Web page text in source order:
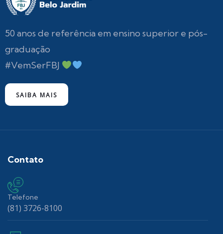
50 anos de referência em ensino superior e pós-
graduação
#VemSerFBJ
SAIBA MAIS
Contato
Telefone
(81) 3726-8100